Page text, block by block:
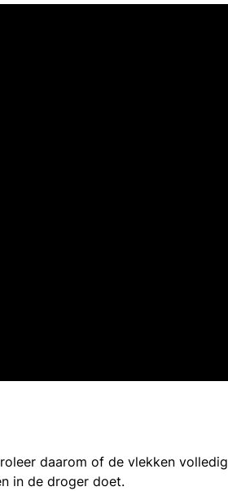
daarom of de vlekken volledig
in de droger doet.